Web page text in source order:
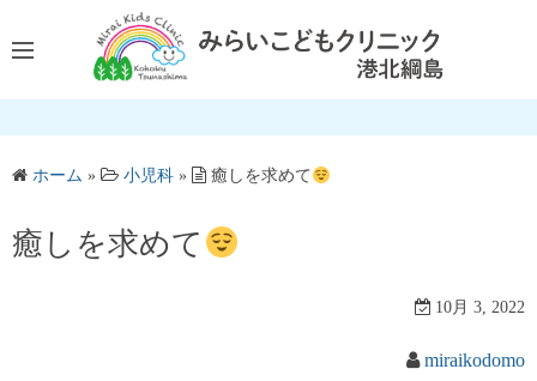
ン
ツ
へ
キ
ッ
ホーム » 小児科 » 癒しを求めて
癒しを求めて
10月 3, 2022
miraikodomo